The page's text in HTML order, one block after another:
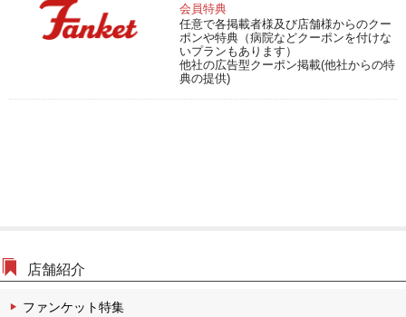
教育・セミナーチャンネル
文化・伝統チャンネル
会員特典
任意で各掲載者様及び店舗様からのクー
ポンや特典（病院などクーポンを付けな
いプランもあります）
他社の広告型クーポン掲載(他社からの特
典の提供)
店舗紹介
ファンケット特集